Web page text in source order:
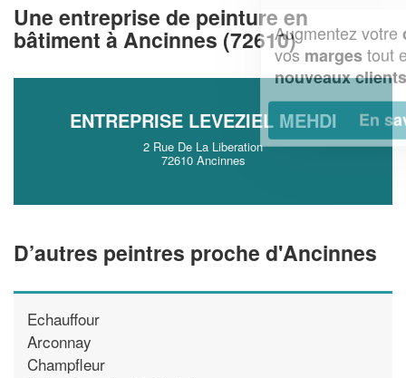
Une entreprise de peinture en
bâtiment à Ancinnes (72610)
ENTREPRISE LEVEZIEL MEHDI
2 Rue De La Liberation
72610 Ancinnes
D’autres peintres proche d'Ancinnes
Echauffour
Arconnay
Champfleur
Augmentez votrechiffre d'affaireset
vosmargestout en gagnant de
nouveaux clients!
En savoir plus